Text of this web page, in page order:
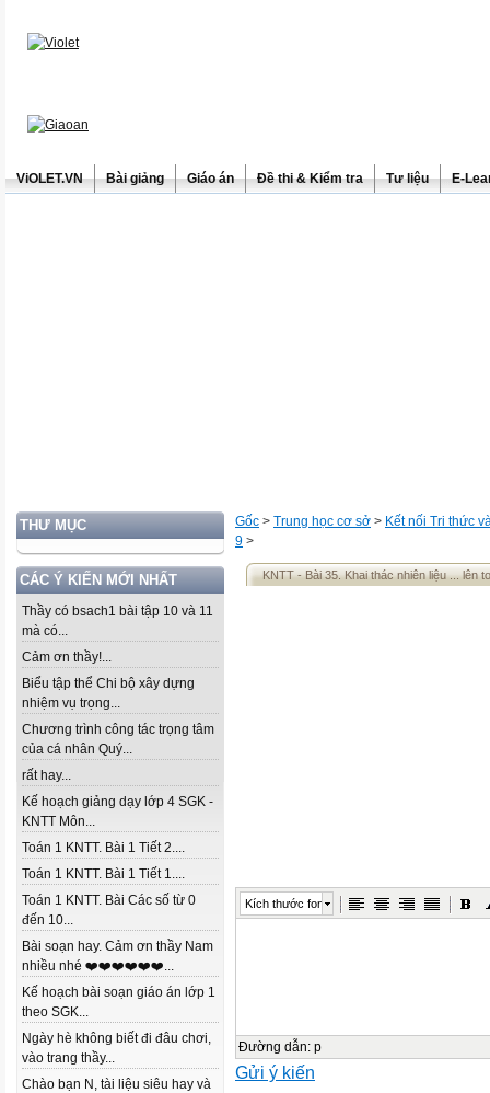
ViOLET.VN Bài giảng Giáo án Đề thi & Kiểm tra Tư liệu E-
THƯ MỤC
CÁC Ý KIẾN MỚI NHẤT
Thầy có bsach1 bài tập 10 và 11
mà có...
Cảm ơn thầy!...
Biểu tập thể Chi bộ xây dựng
nhiệm vụ trọng...
Chương trình công tác trọng tâm
của cá nhân Quý...
rất hay...
Kế hoạch giảng dạy lớp 4 SGK -
KNTT Môn...
Toán 1 KNTT. Bài 1 Tiết 2....
Toán 1 KNTT. Bài 1 Tiết 1....
Toán 1 KNTT. Bài Các số từ 0
đến 10...
Bài soạn hay. Cảm ơn thầy Nam
nhiều nhé ❤️❤️❤️❤️❤️❤️...
Kế hoạch bài soạn giáo án lớp 1
theo SGK...
Ngày hè không biết đi đâu chơi,
vào trang thầy...
Chào bạn N, tài liệu siêu hay và
Gốc > Trung học cơ sở > Kết nối Tri thức
9 >
KNTT - Bài 35. Khai thác nhiên liệu ... lên
Kích thước font
Đường dẫn: p
Gửi ý kiến